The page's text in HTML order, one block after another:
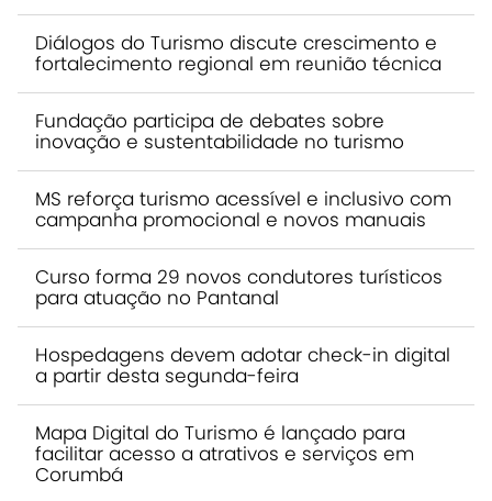
Diálogos do Turismo discute crescimento e
fortalecimento regional em reunião técnica
Fundação participa de debates sobre
inovação e sustentabilidade no turismo
MS reforça turismo acessível e inclusivo com
campanha promocional e novos manuais
Curso forma 29 novos condutores turísticos
para atuação no Pantanal
Hospedagens devem adotar check-in digital
a partir desta segunda-feira
Mapa Digital do Turismo é lançado para
facilitar acesso a atrativos e serviços em
Corumbá